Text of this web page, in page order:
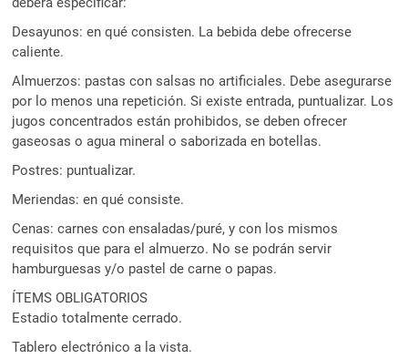
Desayunos: en qué consisten. La bebida debe ofrecerse
caliente.
Almuerzos: pastas con salsas no artificiales. Debe asegurarse
por lo menos una repetición. Si existe entrada, puntualizar. Los
jugos concentrados están prohibidos, se deben ofrecer
gaseosas o agua mineral o saborizada en botellas.
Postres: puntualizar.
Meriendas: en qué consiste.
Cenas: carnes con ensaladas/puré, y con los mismos
requisitos que para el almuerzo. No se podrán servir
hamburguesas y/o pastel de carne o papas.
ÍTEMS OBLIGATORIOS
Estadio totalmente cerrado.
Tablero electrónico a la vista.